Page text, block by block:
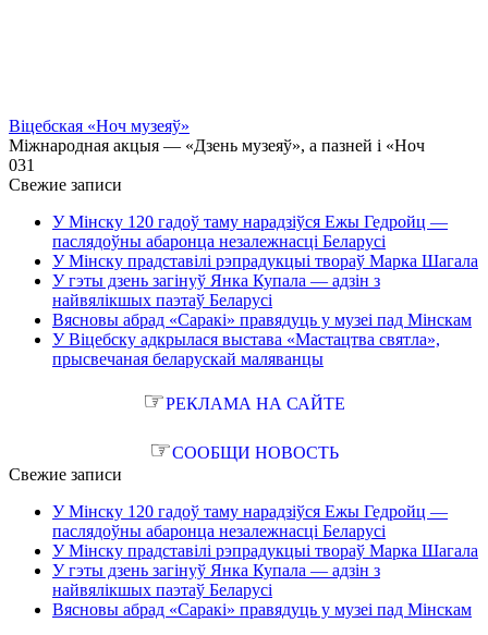
Віцебская «Ноч музеяў»
Міжнародная акцыя — «Дзень музеяў», а пазней і «Ноч
031
Свежие записи
У Мінску 120 гадоў таму нарадзіўся Ежы Гедройц —
паслядоўны абаронца незалежнасці Беларусі
У Мінску прадставілі рэпрадукцыі твораў Марка Шагала
У гэты дзень загінуў Янка Купала — адзін з
найвялікшых паэтаў Беларусі
Вясновы абрад «Саракі» правядуць у музеі пад Мінскам
У Віцебску адкрылася выстава «Мастацтва святла»,
прысвечаная беларускай маляванцы
☞РЕКЛАМА НА САЙТЕ
☞СООБЩИ НОВОСТЬ
Свежие записи
У Мінску 120 гадоў таму нарадзіўся Ежы Гедройц —
паслядоўны абаронца незалежнасці Беларусі
У Мінску прадставілі рэпрадукцыі твораў Марка Шагала
У гэты дзень загінуў Янка Купала — адзін з
найвялікшых паэтаў Беларусі
Вясновы абрад «Саракі» правядуць у музеі пад Мінскам